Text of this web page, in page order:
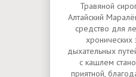
Травяной
Алтайский
средство для
хронических
дыхательных
с кашлем
приятной,